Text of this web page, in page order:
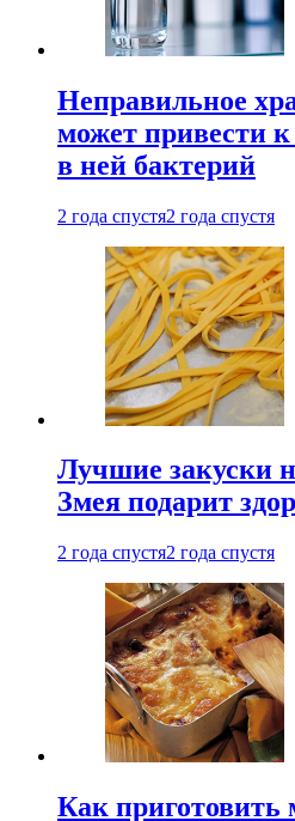
Неправильное
может привести
в ней бактерий
2 года спустя2 года спустя
Лучшие закуски
Змея подарит
2 года спустя2 года спустя
Как приготовить